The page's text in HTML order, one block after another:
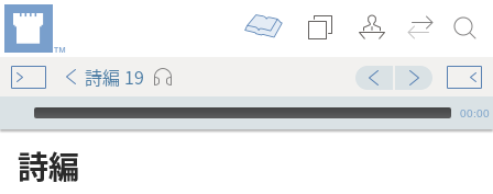
詩編 19
Audio Player
00:00
詩編